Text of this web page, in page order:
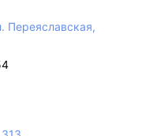
Переяславская,